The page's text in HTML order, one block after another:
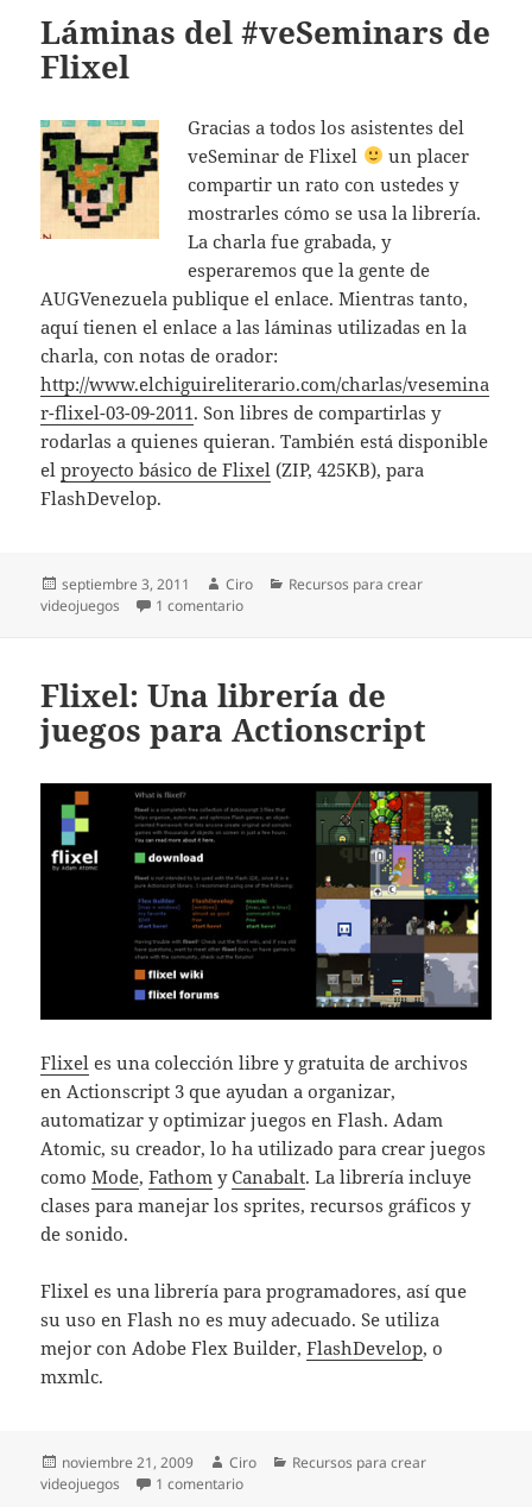
Láminas del #veSeminars de
Flixel
Gracias a todos los asistentes del
veSeminar de Flixel
un placer
compartir un rato con ustedes y
mostrarles cómo se usa la librería.
La charla fue grabada, y
esperaremos que la gente de
AUGVenezuela publique el enlace. Mientras tanto,
aquí tienen el enlace a las láminas utilizadas en la
charla, con notas de orador:
http://www.elchiguireliterario.com/charlas/vesemina
r-flixel-03-09-2011. Son libres de compartirlas y
rodarlas a quienes quieran. También está disponible
elproyecto básico de Flixel (ZIP, 425KB), para
FlashDevelop.
Publicado
el
septiembre 3, 2011 Autor
Ciro Categorías
Recursos para crear
videojuegos
1 comentarioen Láminas del #veSeminars de Flixel
Flixel: Una librería de
juegos para Actionscript
Flixel es una colección libre y gratuita de archivos
en Actionscript 3 que ayudan a organizar,
automatizar y optimizar juegos en Flash. Adam
Atomic, su creador, lo ha utilizado para crear juegos
comoMode,Fathom yCanabalt. La librería incluye
clases para manejar los sprites, recursos gráficos y
de sonido.
Flixel es una librería para programadores, así que
su uso en Flash no es muy adecuado. Se utiliza
mejor con Adobe Flex Builder,FlashDevelop, o
mxmlc.
Publicado
el
noviembre 21, 2009 Autor
Ciro Categorías
Recursos para crear
videojuegos
1 comentarioen Flixel: Una librería de juegos para